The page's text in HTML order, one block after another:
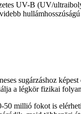
UV-B (UV/
sugárzáshoz
a légkör fizikai
50 millió fokot is